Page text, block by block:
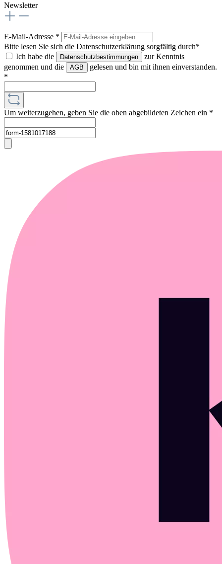
Newsletter
E-Mail-Adresse *
Bitte lesen Sie sich die Datenschutzerklärung sorgfältig durch*
Ich habe die
Datenschutzbestimmungen
zur Kenntnis
genommen und die
AGB
gelesen und bin mit ihnen einverstanden.
*
Um weiterzugehen, geben Sie die oben abgebildeten Zeichen ein *